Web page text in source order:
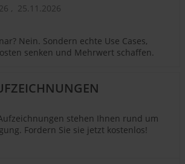
, 25.11.2026
Nein. Sondern echte Use Cases,
senken und Mehrwert schaffen.
stehen Ihnen rund um
Fordern Sie sie jetzt kostenlos!